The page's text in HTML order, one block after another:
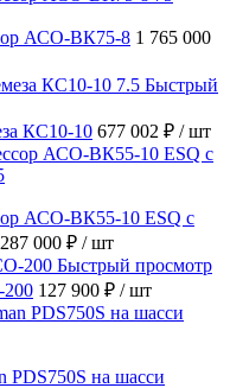
АСО-ВК75-8 1 765 000
Быстрый
КС10-10 677 002 ₽ / шт
АСО-ВК55-10 ESQ с
000 ₽ / шт
Быстрый просмотр
127 900 ₽ / шт
PDS750S на шасси